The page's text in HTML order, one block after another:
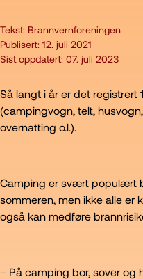
Tekst: Brannvernforeningen
Publisert: 12. juli 2021
Sist oppdatert: 07. juli 2023
Så langt i år er det registrert
(campingvogn, telt,
overnatting o.l.).
Camping er svært populært
sommeren, men ikke alle er
også kan medføre
– På camping bor, sover og